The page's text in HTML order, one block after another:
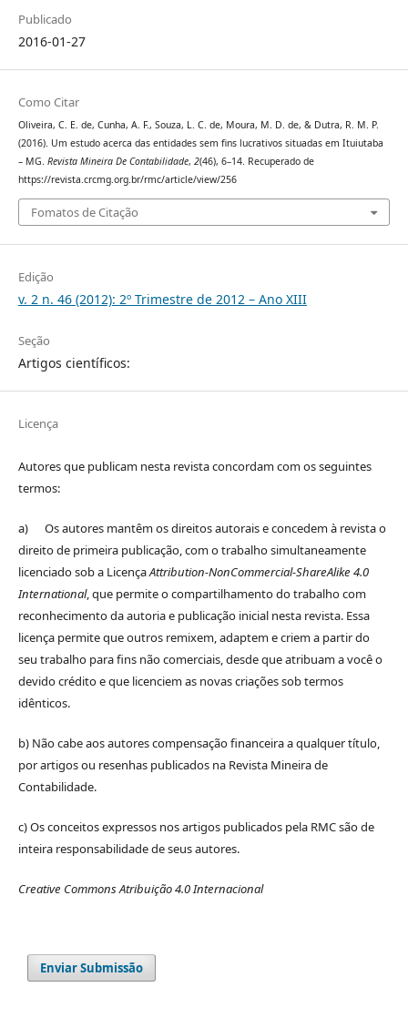
Publicado
2016-01-27
Como Citar
Oliveira, C. E. de, Cunha, A. F., Souza, L. C. de, Moura, M. D. de, & Dutra, R. M. P.
(2016). Um estudo acerca das entidades sem fins lucrativos situadas em Ituiutaba
– MG. Revista Mineira De Contabilidade, 2(46), 6–14. Recuperado de
https://revista.crcmg.org.br/rmc/article/view/256
Fomatos de Citação
Edição
v. 2 n. 46 (2012): 2º Trimestre de 2012 – Ano XIII
Seção
Artigos científicos:
Licença
Autores que publicam nesta revista concordam com os seguintes
termos:
a) Os autores mantêm os direitos autorais e concedem à revista o
direito de primeira publicação, com o trabalho simultaneamente
licenciado sob a LicençaAttribution-NonCommercial-ShareAlike 4.0
International, que permite o compartilhamento do trabalho com
reconhecimento da autoria e publicação inicial nesta revista. Essa
licença permite que outros remixem, adaptem e criem a partir do
seu trabalho para fins não comerciais, desde que atribuam a você o
devido crédito e que licenciem as novas criações sob termos
idênticos.
b) Não cabe aos autores compensação financeira a qualquer título,
por artigos ou resenhas publicados na Revista Mineira de
Contabilidade.
c) Os conceitos expressos nos artigos publicados pela RMC são de
inteira responsabilidade de seus autores.
Creative Commons Atribuição 4.0 Internacional
Enviar Submissão